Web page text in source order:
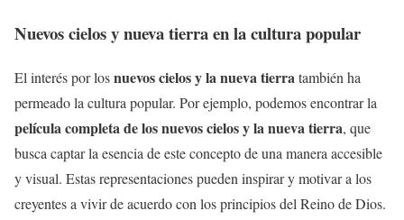
Nuevos cielos y nueva tierraen la cultura popular
El interés por losnuevos cielos y la nueva tierratambién ha
permeado la cultura popular. Por ejemplo, podemos encontrar la
película completa de los nuevos cielos y la nueva tierra, que
busca captar la esencia de este concepto de una manera accesible
y visual. Estas representaciones pueden inspirar y motivar a los
creyentes a vivir de acuerdo con los principios del Reino de Dios.